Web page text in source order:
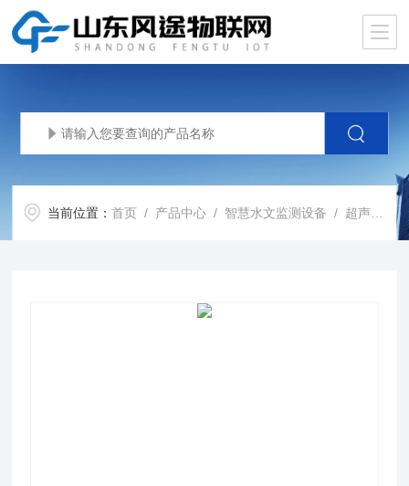
当前位置：首页 / 产品中心 / 智慧水文监测设备 / 超声波测深仪